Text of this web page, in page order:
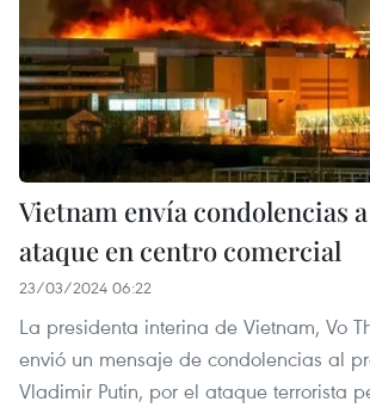
Vietnam envía condolencias
ataque en centro comercial
23/03/2024 06:22
La presidenta interina de Vietnam, Vo
envió un mensaje de condolencias al
Vladimir Putin, por el ataque terrorista